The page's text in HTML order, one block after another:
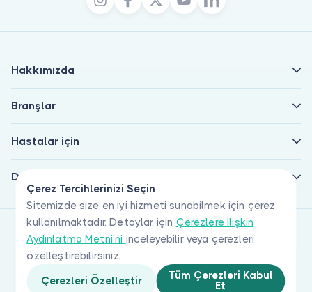
Çerez Tercihlerinizi Seçin
Sitemizde size en iyi hizmeti sunabilmek için çerez
kullanılmaktadır. Detaylar için Çerezlere İlişkin
Aydınlatma Metni'ni inceleyebilir veya çerezleri
özelleştirebilirsiniz.
Çerezleri Özelleştir
Tüm Çerezleri Kabul
Et
Hakkımızda
Branşlar
Hastalar için
Doktorlar için